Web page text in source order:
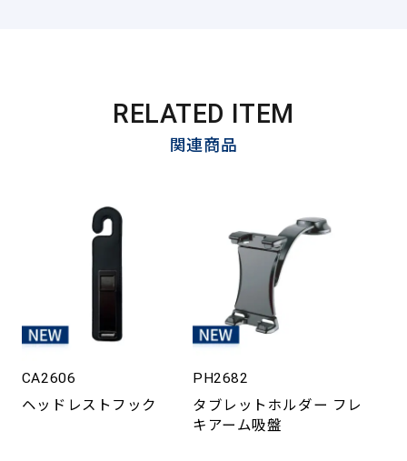
RELATED ITEM
関連商品
CA2606
ヘッドレストフック
PH2682
タブレットホルダー フレ
キアーム吸盤